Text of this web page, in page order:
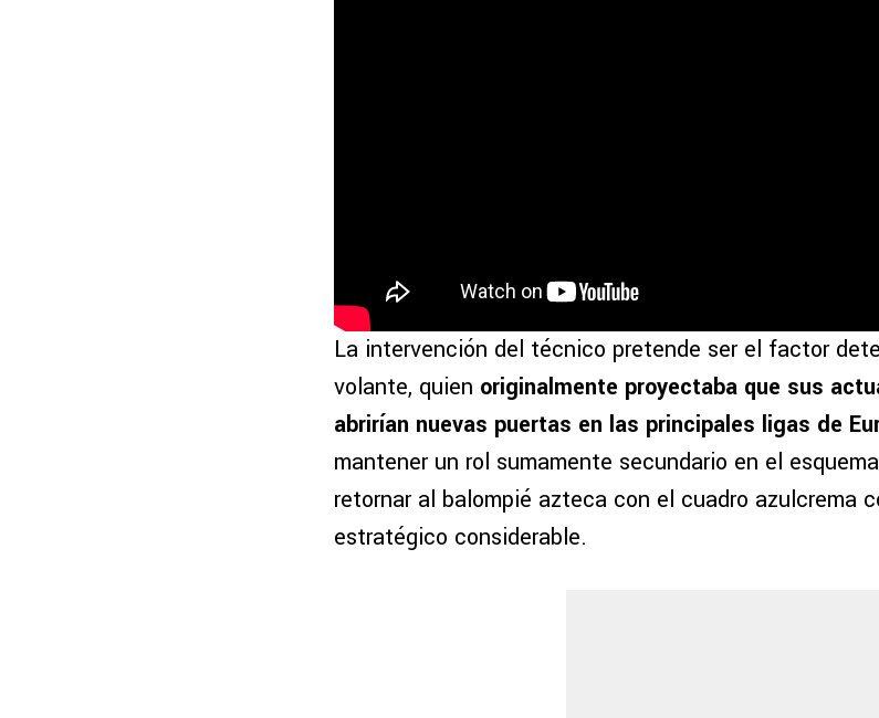
La intervención del técnico pretende ser el factor
volante, quien originalmente proyectaba que sus
abrirían nuevas puertas en las principales ligas de
mantener un rol sumamente secundario en el
retornar al balompié azteca con el cuadro azulcrema
estratégico considerable.